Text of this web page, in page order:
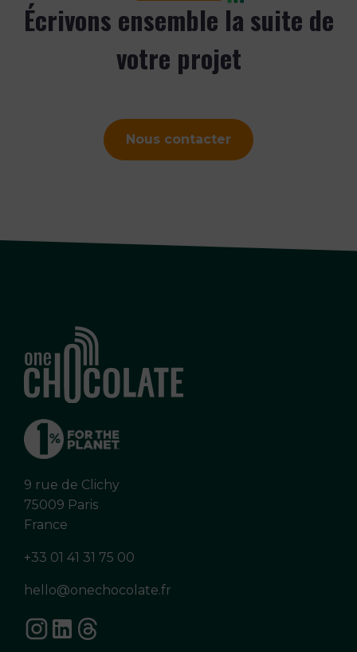
Écrivons ensemble la suite de
votre projet
Nous contacter
9 rue de Clichy
75009 Paris
France
+33 01 41 31 75 00
hello@onechocolate.fr